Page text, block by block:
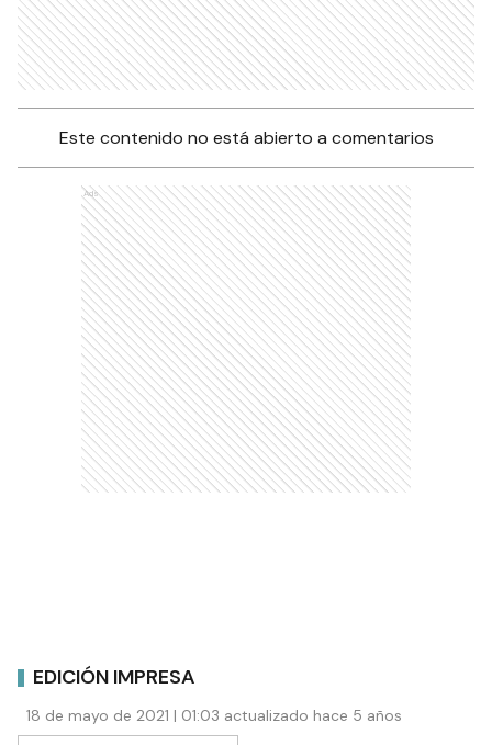
Este contenido no está abierto a comentarios
Ads
EDICIÓN IMPRESA
18 de mayo de 2021 | 01:03 actualizado hace 5 años